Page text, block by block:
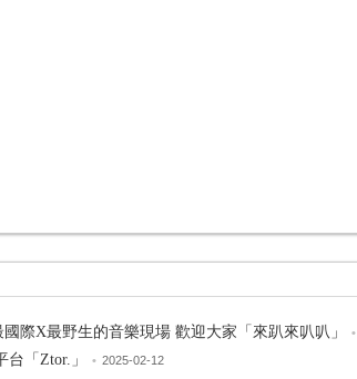
國際X最野生的音樂現場 歡迎大家「來趴來叭叭」 •
「Ztor.」 • 2025-02-12